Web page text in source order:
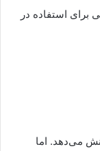
برای استفاده در
می‌دهد. اما